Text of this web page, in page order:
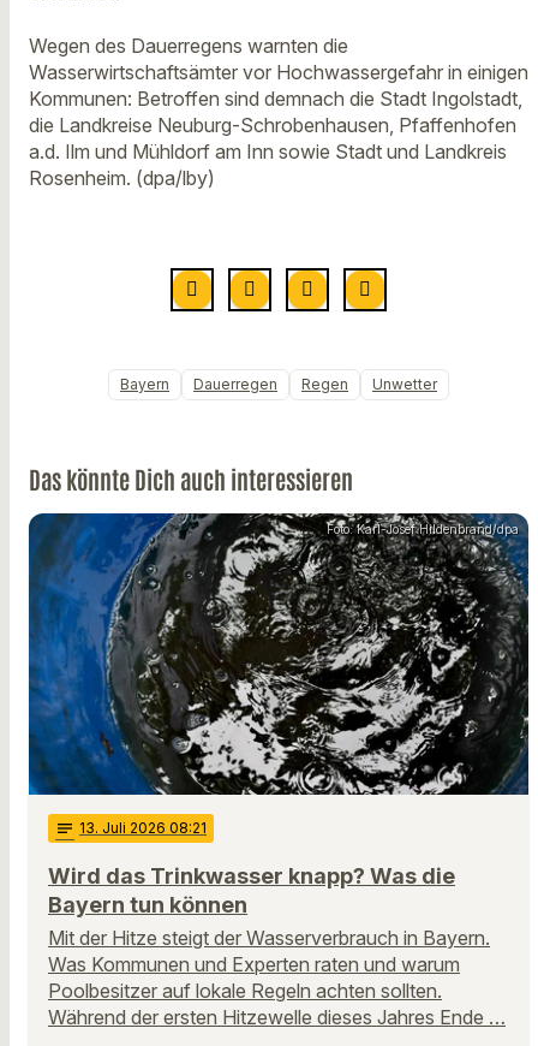
Wegen des Dauerregens warnten die
Wasserwirtschaftsämter vor Hochwassergefahr in einigen
Kommunen: Betroffen sind demnach die Stadt Ingolstadt,
die Landkreise Neuburg-Schrobenhausen, Pfaffenhofen
a.d. Ilm und Mühldorf am Inn sowie Stadt und Landkreis
Rosenheim. (dpa/lby)
Bayern Dauerregen Regen Unwetter
Das könnte Dich auch interessieren
Foto: Karl-Josef Hildenbrand/dpa
notes 13. Juli 2026 08:21
Wird das Trinkwasser knapp? Was die
Bayern tun können
Mit der Hitze steigt der Wasserverbrauch in Bayern.
Was Kommunen und Experten raten und warum
Poolbesitzer auf lokale Regeln achten sollten.
Während der ersten Hitzewelle dieses Jahres Ende …